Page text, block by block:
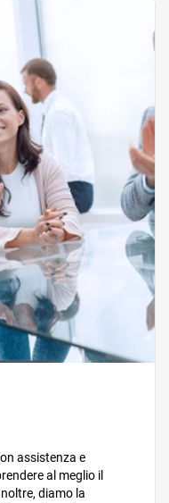
assistenza e
al meglio il
diamo la